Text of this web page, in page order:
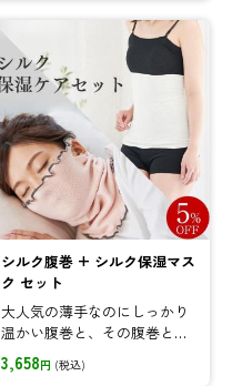
シルク腹巻 + シルク保湿マス
ク セット
大人気の薄手なのにしっかり
温かい腹巻と、その腹巻と同
じ素材で作られたふんわり柔
らかシルク保湿マスクがセッ
3,658円 (税込)